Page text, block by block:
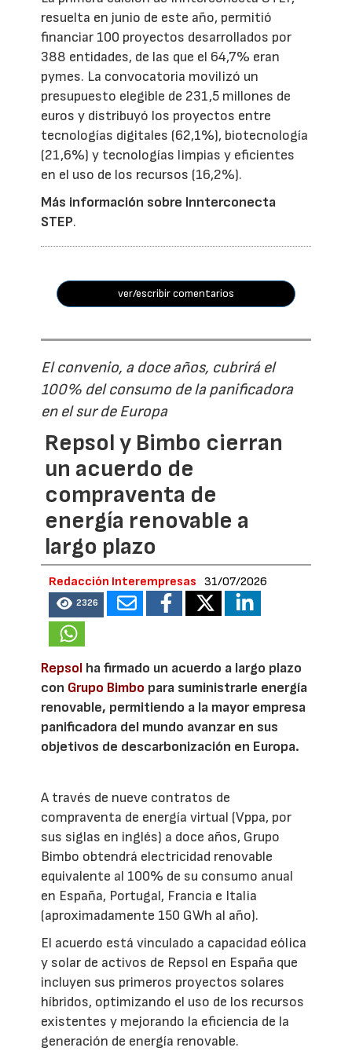
resuelta en junio de este año, permitió
financiar 100 proyectos desarrollados por
388 entidades, de las que el 64,7% eran
pymes. La convocatoria movilizó un
presupuesto elegible de 231,5 millones de
euros y distribuyó los proyectos entre
tecnologías digitales (62,1%), biotecnología
(21,6%) y tecnologías limpias y eficientes
en el uso de los recursos (16,2%).
Más información sobre Innterconecta
STEP.
ver/escribir comentarios
El convenio, a doce años, cubrirá el
100% del consumo de la panificadora
en el sur de Europa
Repsol y Bimbo cierran
un acuerdo de
compraventa de
energía renovable a
largo plazo
Redacción Interempresas 31/07/2026
2326
Repsol ha firmado un acuerdo a largo plazo
con Grupo Bimbo para suministrarle energía
renovable, permitiendo a la mayor empresa
panificadora del mundo avanzar en sus
objetivos de descarbonización en Europa.
A través de nueve contratos de
compraventa de energía virtual (Vppa, por
sus siglas en inglés) a doce años, Grupo
Bimbo obtendrá electricidad renovable
equivalente al 100% de su consumo anual
en España, Portugal, Francia e Italia
(aproximadamente 150 GWh al año).
El acuerdo está vinculado a capacidad eólica
y solar de activos de Repsol en España que
incluyen sus primeros proyectos solares
híbridos, optimizando el uso de los recursos
existentes y mejorando la eficiencia de la
generación de energía renovable.